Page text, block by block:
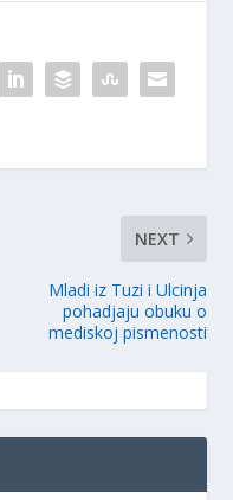
NEXT
Mladi iz Tuzi i Ulcinja
pohadjaju obuku o
mediskoj pismenosti